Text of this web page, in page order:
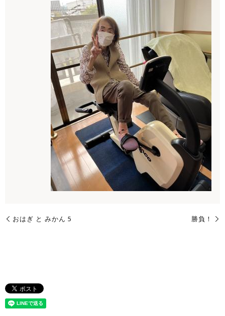
おはぎ と みかん 5 勝負！